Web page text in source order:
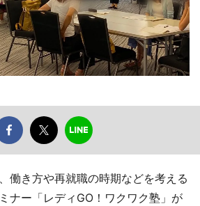
働き方や再就職の時期などを考える
ナー「レディGO！ワクワク塾」が